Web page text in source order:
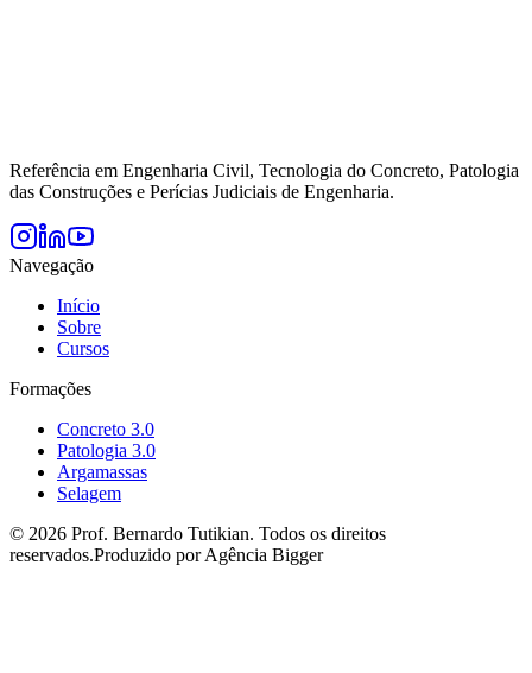
Referência em Engenharia Civil, Tecnologia do Concreto, Patologia
das Construções e Perícias Judiciais de Engenharia.
Navegação
Início
Sobre
Cursos
Formações
Concreto 3.0
Patologia 3.0
Argamassas
Selagem
© 2026 Prof. Bernardo Tutikian. Todos os direitos
reservados.Produzido por Agência Bigger